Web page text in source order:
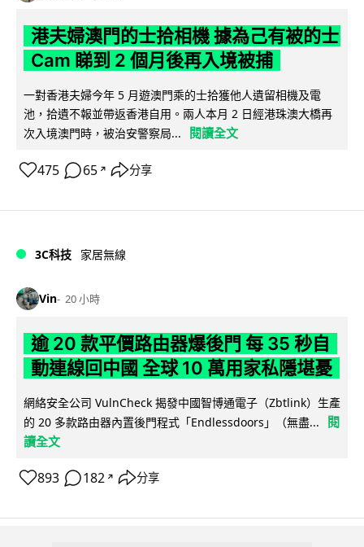
港夫婦澳門的士拾相機 據為己有被的士
Cam 睇到 2 個月後再入境被捕
一對香港夫婦今年 5 月遊澳門乘的士拾獲他人遺留相機及電
池，拾遺不報並帶返香港自用。兩人本月 2 日經港珠澳大橋再
次入境澳門時，被治安警察局...
閱讀全文
475 65 ↗ 分享
3C科技 家居無線
Vin 20 小時
逾 20 款平價路由器爆後門 每 35 秒自
動連線回中國 全球 10 萬用家私隱堪憂
網絡安全公司 VulnCheck 揭發中國智博通電子（Zbtlink）生產
的 20 多款路由器內置後門程式「Endlessdoors」（無盡...
閱
讀全文
893 182 ↗ 分享